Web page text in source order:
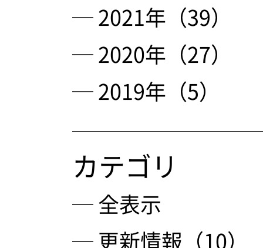
─ 2021年（39）
─ 2020年（27）
─ 2019年（5）
カテゴリ
─ 全表示
─ 更新情報（10）